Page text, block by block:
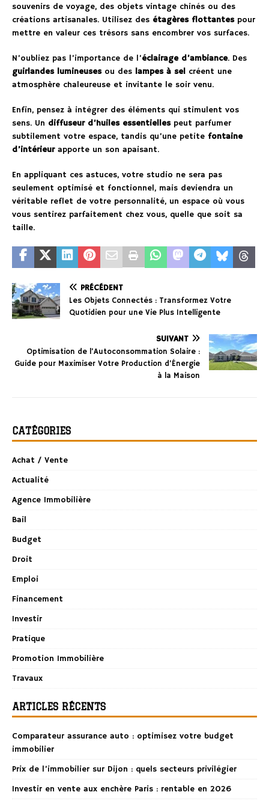
souvenirs de voyage, des objets vintage chinés ou des
créations artisanales. Utilisez des étagères flottantespour
mettre en valeur ces trésors sans encombrer vos surfaces.
N’oubliez pas l’importance de l’éclairage d’ambiance. Des
guirlandes lumineusesou des lampes à sel créent une
atmosphère chaleureuse et invitante le soir venu.
Enfin, pensez à intégrer des éléments qui stimulent vos
sens. Un diffuseur d’huiles essentiellespeut parfumer
subtilement votre espace, tandis qu’une petite fontaine
d’intérieurapporte un son apaisant.
En appliquant ces astuces, votre studio ne sera pas
seulement optimisé et fonctionnel, mais deviendra un
véritable reflet de votre personnalité, un espace où vous
vous sentirez parfaitement chez vous, quelle que soit sa
taille.
PRÉCÉDENT
Les Objets Connectés : Transformez Votre
Quotidien pour une Vie Plus Intelligente
SUIVANT
Optimisation de l’Autoconsommation Solaire :
Guide pour Maximiser Votre Production d’Énergie
à la Maison
CATÉGORIES
Achat / Vente
Actualité
Agence Immobilière
Bail
Budget
Droit
Emploi
Financement
Investir
Pratique
Promotion Immobilière
Travaux
ARTICLES RÉCENTS
Comparateur assurance auto : optimisez votre budget
immobilier
Prix de l’immobilier sur Dijon : quels secteurs privilégier
Investir en vente aux enchère Paris : rentable en 2026